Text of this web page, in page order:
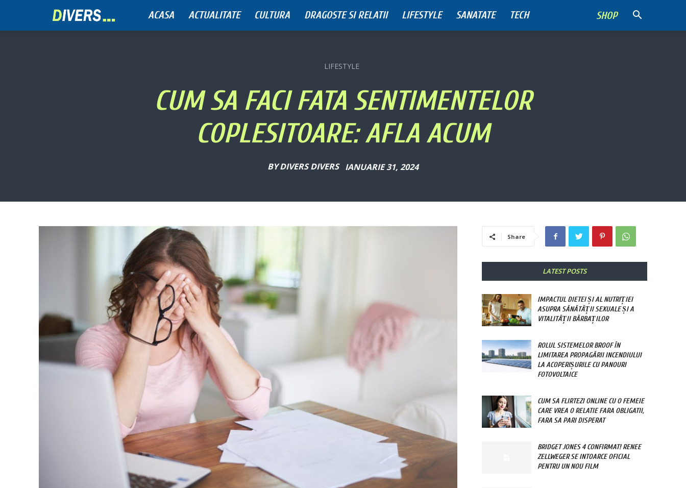
SHOP
ACASA ACTUALITATE CULTURA DRAGOSTE SI RELATII LIFESTYLE SANATATE TECH
LIFESTYLE
CUM SA FACI FATA SENTIMENTELOR
COPLESITOARE: AFLA ACUM
BYDIVERS DIVERS IANUARIE 31, 2024
Share
LATEST POSTS
IMPACTUL DIETEI ȘI AL NUTRIȚIEI
ASUPRA SĂNĂTĂȚII SEXUALE ȘI A
VITALITĂȚII BĂRBAȚILOR
ROLUL SISTEMELOR BROOF ÎN
LIMITAREA PROPAGĂRII INCENDIULUI
LA ACOPERIȘURILE CU PANOURI
FOTOVOLTAICE
CUM SA FLIRTEZI ONLINE CU O FEMEIE
CARE VREA O RELATIE FARA OBLIGATII,
FARA SA PARI DISPERAT
BRIDGET JONES 4 CONFIRMAT! RENEE
ZELLWEGER SE INTOARCE OFICIAL
PENTRU UN NOU FILM